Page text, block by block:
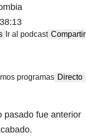
Ir al podcast Compartir
programas Directo
pasado fue anterior